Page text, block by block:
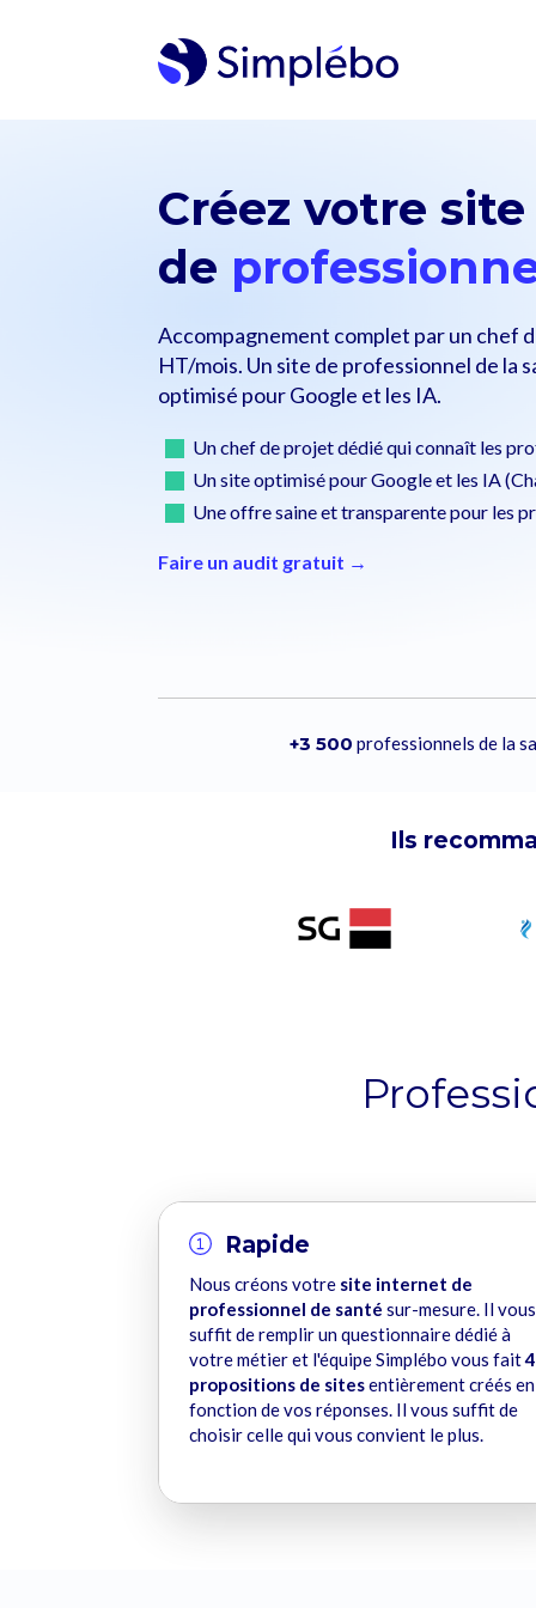
Créez votre
de
Accompagnement complet par un chef
HT/mois. Un site de professionnel de la
optimisé pour Google et les IA.
Un chef de projet dédié qui connaît les
Un site optimisé pour Google et les IA
Une offre saine et transparente pour les
Faire un audit gratuit →
+3 500 professionnels de la
Ils
Rapide
Nous créons votre site internet de
professionnel de santé sur-mesure. Il vous
suffit de remplir un questionnaire dédié à
votre métier et l'équipe Simplébo vous fait4
propositions de sitesentièrement créés en
fonction de vos réponses. Il vous suffit de
choisir celle qui vous convient le plus.